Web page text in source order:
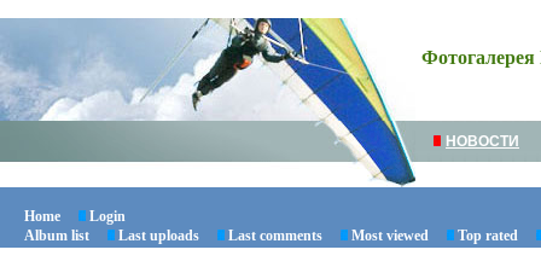
Фотогалерея
НОВОСТИ
Home
Login
Album list
Last uploads Last comments Most viewed Top rated